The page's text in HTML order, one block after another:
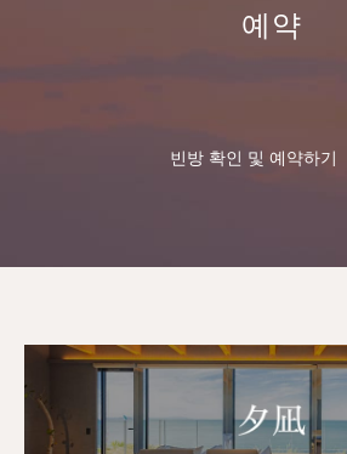
예약
빈방 확인 및 예약하기